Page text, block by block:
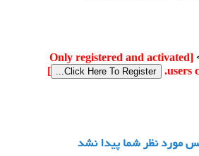
[Only registered and activated
users
]